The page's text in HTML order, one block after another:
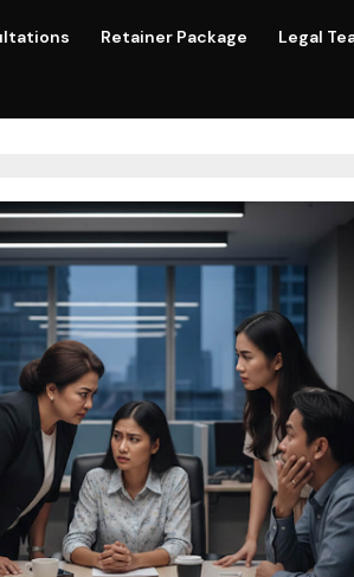
Retainer Package Legal